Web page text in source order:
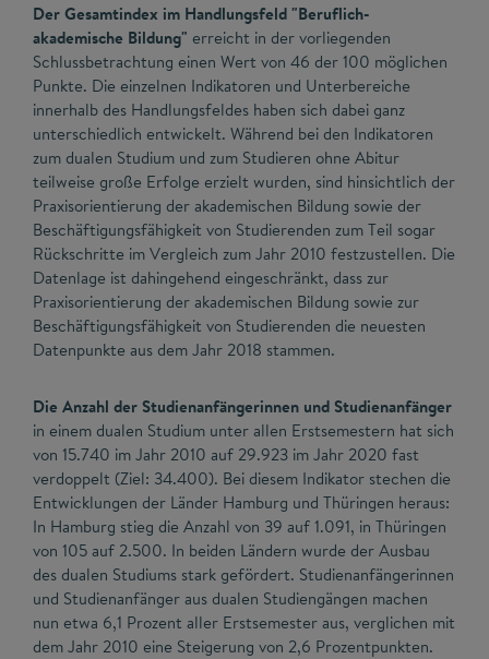
Der Gesamtindex im Handlungsfeld "Beruflich-
akademische Bildung" erreicht in der vorliegenden
Schlussbetrachtung einen Wert von 46 der 100 möglichen
Punkte. Die einzelnen Indikatoren und Unterbereiche
innerhalb des Handlungsfeldes haben sich dabei ganz
unterschiedlich entwickelt. Während bei den Indikatoren
zum dualen Studium und zum Studieren ohne Abitur
teilweise große Erfolge erzielt wurden, sind hinsichtlich der
Praxisorientierung der akademischen Bildung sowie der
Beschäftigungsfähigkeit von Studierenden zum Teil sogar
Rückschritte im Vergleich zum Jahr 2010 festzustellen. Die
Datenlage ist dahingehend eingeschränkt, dass zur
Praxisorientierung der akademischen Bildung sowie zur
Beschäftigungsfähigkeit von Studierenden die neuesten
Datenpunkte aus dem Jahr 2018 stammen.
Die Anzahl der Studienanfängerinnen und Studienanfänger
in einem dualen Studium unter allen Erstsemestern hat sich
von 15.740 im Jahr 2010 auf 29.923 im Jahr 2020 fast
verdoppelt (Ziel: 34.400). Bei diesem Indikator stechen die
Entwicklungen der Länder Hamburg und Thüringen heraus:
In Hamburg stieg die Anzahl von 39 auf 1.091, in Thüringen
von 105 auf 2.500. In beiden Ländern wurde der Ausbau
des dualen Studiums stark gefördert. Studienanfängerinnen
und Studienanfänger aus dualen Studiengängen machen
nun etwa 6,1 Prozent aller Erstsemester aus, verglichen mit
dem Jahr 2010 eine Steigerung von 2,6 Prozentpunkten.